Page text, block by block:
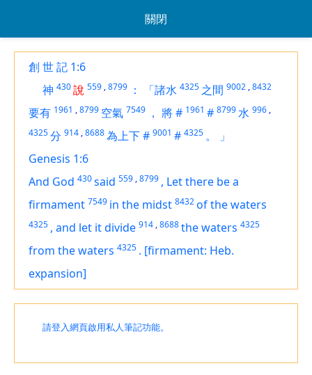
關閉
創 世 記 1:6
神 430說 559 ,8799 ： 「諸水 4325 之間 9002 ,8432
要有 1961 ,8799 空氣 7549 ， 將# 1961 # 8799水 996 ,
4325分 914 ,8688為上下# 9001 # 4325 。
」
Genesis 1:6
And God 430said 559 ,8799 , Let there be a
firmament 7549 in the midst 8432of the waters
4325 , and let it divide 914 ,8688the waters 4325
from the waters 4325 . [firmament: Heb.
expansion]
請登入網頁啟用私人筆記功能。